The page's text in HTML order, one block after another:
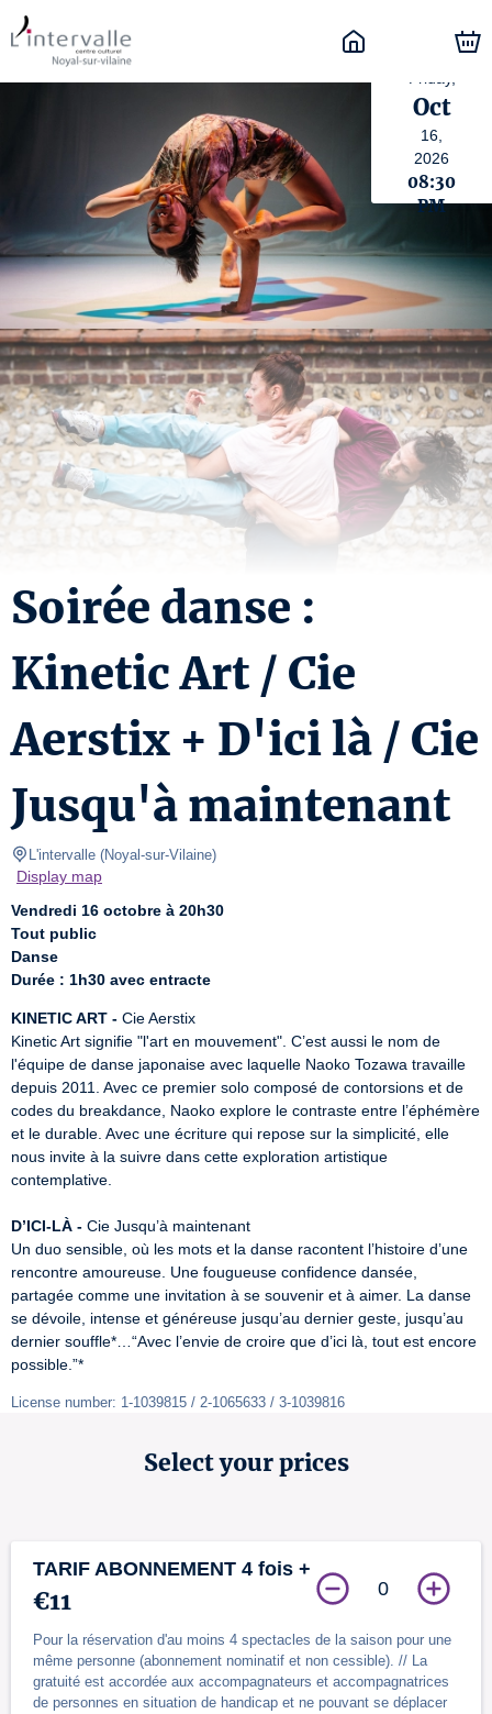
Oct
16,
2026
08:30
PM
Soirée danse :
Kinetic Art / Cie
Aerstix + D'ici là / Cie
Jusqu'à maintenant
L'intervalle (Noyal-sur-Vilaine)
Display map
Vendredi 16 octobre à 20h30
Tout public
Danse
Durée : 1h30 avec entracte
KINETIC ART - Cie Aerstix
Kinetic Art signifie "l'art en mouvement". C’est aussi le nom de
l'équipe de danse japonaise avec laquelle Naoko Tozawa travaille
depuis 2011. Avec ce premier solo composé de contorsions et de
codes du breakdance, Naoko explore le contraste entre l’éphémère
et le durable. Avec une écriture qui repose sur la simplicité, elle
nous invite à la suivre dans cette exploration artistique
contemplative.
D’ICI-LÀ - Cie Jusqu’à maintenant
Un duo sensible, où les mots et la danse racontent l’histoire d’une
rencontre amoureuse. Une fougueuse confidence dansée,
partagée comme une invitation à se souvenir et à aimer. La danse
se dévoile, intense et généreuse jusqu’au dernier geste, jusqu’au
dernier souffle*…“Avec l’envie de croire que d’ici là, tout est encore
possible.”*
License number: 1-1039815 / 2-1065633 / 3-1039816
Select your prices
TARIF ABONNEMENT 4 fois +
€11
Pour la réservation d'au moins 4 spectacles de la saison pour une
même personne (abonnement nominatif et non cessible). // La
gratuité est accordée aux accompagnateurs et accompagnatrices
de personnes en situation de handicap et ne pouvant se déplacer
0